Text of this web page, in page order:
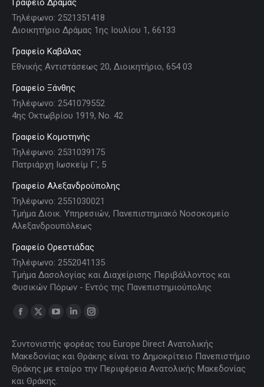
Γραφείο Δράμας
Τηλέφωνο: 2521351418
Διοικητήριο Δράμας 1ης Ιουλίου 1, 66133
Γραφείο Καβάλας
Εθνικής Αντιστάσεως 20, Διοικητήριο, 654 03
Γραφείο Ξάνθης
Τηλέφωνο: 2541079552
4ης Οκτωβρίου 1919, Νο. 42
Γραφείο Κομοτηνής
Τηλέφωνο: 2531039175
Πατριάρχη Ιωσκείμ Γ', 5
Γραφείο Αλεξανδρούπολης
Τηλέφωνο: 2551030021
Τμήμα Διοικ. Υπηρεσιών, Πανεπιστημιακό Νοσοκομείο
Αλεξανδρουπόλεως
Γραφείο Ορεστιάδας
Τηλέφωνο: 2552041135
Τμήμα Δασολογίας και Διαχείρισης Περιβάλλοντος και
Φυσικών Πόρων - Εντός της Πανεπιστημιούπολης
Find us on:
Facebook
opens
in
new
X
opens
new
YouTube
opens
in
new
Linkedin
opens
Instagram
opens
Συντονιστής φορέας του Europe Direct Ανατολικής
Μακεδονίας και Θράκης είναι το Δημοκρίτειο Πανεπιστήμιο
Θράκης με εταίρο την Περιφέρεια Ανατολικής Μακεδονίας
και Θράκης.